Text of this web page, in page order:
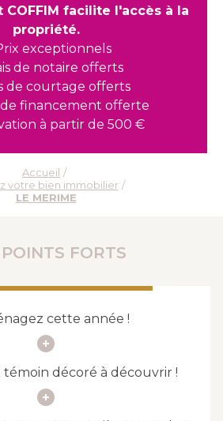
COFFIM facilite l'accès à la
propriété.
exceptionnels
de notaire offerts
de courtage offerts
financement offerte
à partir de 500 €
Accueil
votre bien immobilier
LE MERIME
FORTS
cette année !
décoré à découvrir !